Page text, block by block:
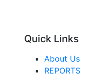
Quick Links
About Us
REPORTS